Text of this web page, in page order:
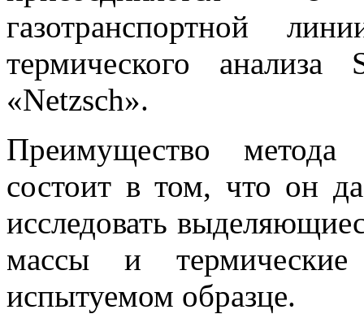
газотранспортной
термического
«Netzsch».
Преимущество
состоит в том, что он
исследовать
массы и
испытуемом образце.